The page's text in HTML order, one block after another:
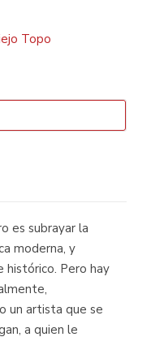
Topo
es subrayar la
moderna, y
Pero hay
un artista que se
a quien le